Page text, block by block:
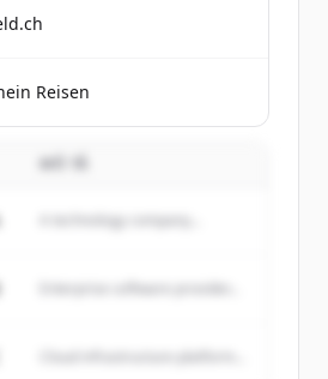
Reisen
A technology company...